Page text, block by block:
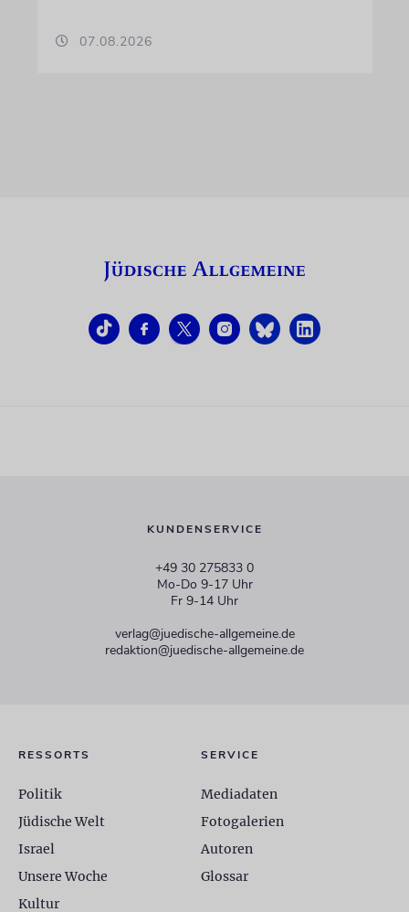
07.08.2026
KUNDENSERVICE
+49 30 275833 0
Mo-Do 9-17 Uhr
Fr 9-14 Uhr
verlag@juedische-allgemeine.de
redaktion@juedische-allgemeine.de
RESSORTS
Politik
Jüdische Welt
Israel
Unsere Woche
Kultur
SERVICE
Mediadaten
Fotogalerien
Autoren
Glossar